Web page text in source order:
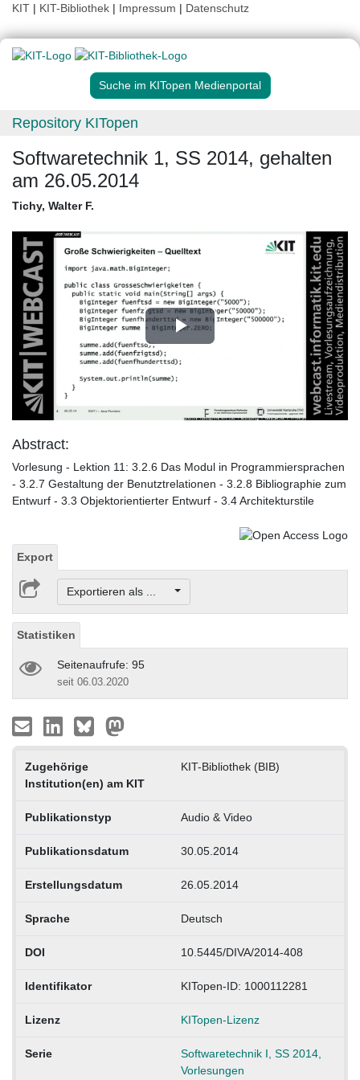
KIT | KIT-Bibliothek | Impressum | Datenschutz
Suche im KITopen Medienportal
Repository KITopen
Softwaretechnik 1, SS 2014, gehalten
am 26.05.2014
Tichy, Walter F.
Play
Abstract:
Vorlesung - Lektion 11: 3.2.6 Das Modul in Programmiersprachen
- 3.2.7 Gestaltung der Benutztrelationen - 3.2.8 Bibliographie zum
Entwurf - 3.3 Objektorientierter Entwurf - 3.4 Architekturstile
Export
Exportieren als ...
Statistiken
Seitenaufrufe: 95
seit 06.03.2020
Zugehörige
Institution(en) am KIT
KIT-Bibliothek (BIB)
Publikationstyp Audio & Video
Publikationsdatum 30.05.2014
Erstellungsdatum 26.05.2014
Sprache Deutsch
DOI 10.5445/DIVA/2014-408
Identifikator KITopen-ID: 1000112281
Lizenz KITopen-Lizenz
Serie
Softwaretechnik I, SS 2014,
Vorlesungen